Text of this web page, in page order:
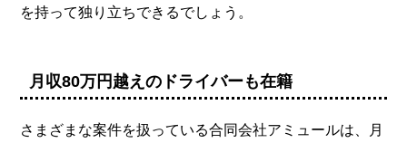
を持って独り立ちできるでしょう。
月収80万円越えのドライバーも在籍
さまざまな案件を扱っている合同会社アミュールは、月